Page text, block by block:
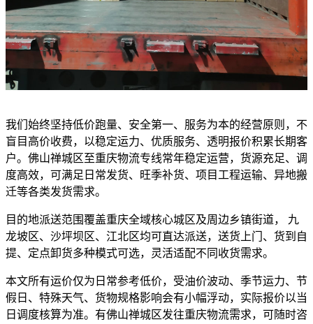
我们始终坚持低价跑量、安全第一、服务为本的经营原则，不
盲目高价收费，以稳定运力、优质服务、透明报价积累长期客
户。佛山禅城区至重庆物流专线常年稳定运营，货源充足、调
度高效，可满足日常发货、旺季补货、项目工程运输、异地搬
迁等各类发货需求。
目的地派送范围覆盖重庆全域核心城区及周边乡镇街道， 九
龙坡区、沙坪坝区、江北区均可直达派送，送货上门、货到自
提、定点卸货多种模式可选，灵活适配不同收货需求。
本文所有运价仅为日常参考低价，受油价波动、季节运力、节
假日、特殊天气、货物规格影响会有小幅浮动，实际报价以当
日调度核算为准。有佛山禅城区发往重庆物流需求，可随时咨